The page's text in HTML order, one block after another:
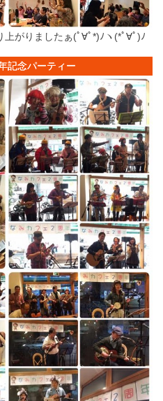
がりましたぁ(ﾟ∀ﾟ*)ﾉヽ(*ﾟ∀ﾟ)ﾉ
記念パーティー